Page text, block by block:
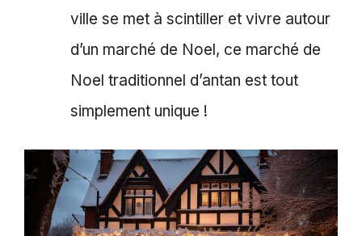
ville se met à scintiller et vivre autour
d’un marché de Noel, ce marché de
Noel traditionnel d’antan est tout
simplement unique !